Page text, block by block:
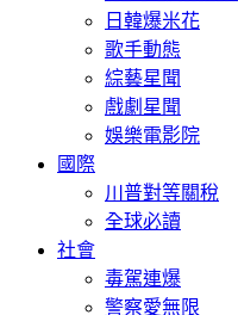
日韓爆米花
歌手動態
綜藝星聞
戲劇星聞
娛樂電影院
國際
川普對等關稅
全球必讀
社會
毒駕連爆
警察愛無限